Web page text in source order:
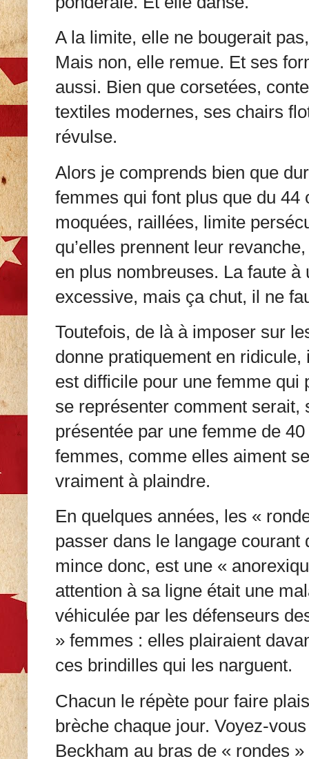
A la limite, elle ne bougerait
Mais non, elle remue. Et ses
aussi. Bien que corsetées,
textiles modernes, ses chairs
révulse.
Alors je comprends bien que
femmes qui font plus que du 44
moquées, raillées, limite
qu’elles prennent leur
en plus nombreuses. La faute à
excessive, mais ça chut, il ne
Toutefois, de là à imposer sur
donne pratiquement en
est difficile pour une femme qui
se représenter comment serait,
présentée par une femme de
femmes, comme elles aiment
vraiment à plaindre.
En quelques années, les «
passer dans le langage courant
mince donc, est une «
attention à sa ligne était une
véhiculée par les défenseurs
» femmes : elles plairaient
ces brindilles qui les narguent.
Chacun le répète pour faire
brèche chaque jour. Voyez-
Beckham au bras de « rondes